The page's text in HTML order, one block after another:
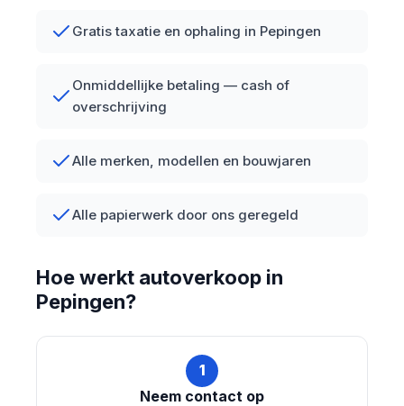
Gratis taxatie en ophaling in Pepingen
Onmiddellijke betaling — cash of
overschrijving
Alle merken, modellen en bouwjaren
Alle papierwerk door ons geregeld
Hoe werkt autoverkoop in
Pepingen?
1
Neem contact op